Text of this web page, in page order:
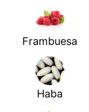
Frambuesa
Haba